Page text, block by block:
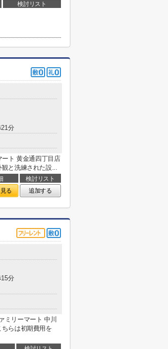
検討リスト
分
ト 黄金通四丁目店
と洗練された設...
検討リスト
る 追加する
分
ミリーマート 中川
らは初期費用を